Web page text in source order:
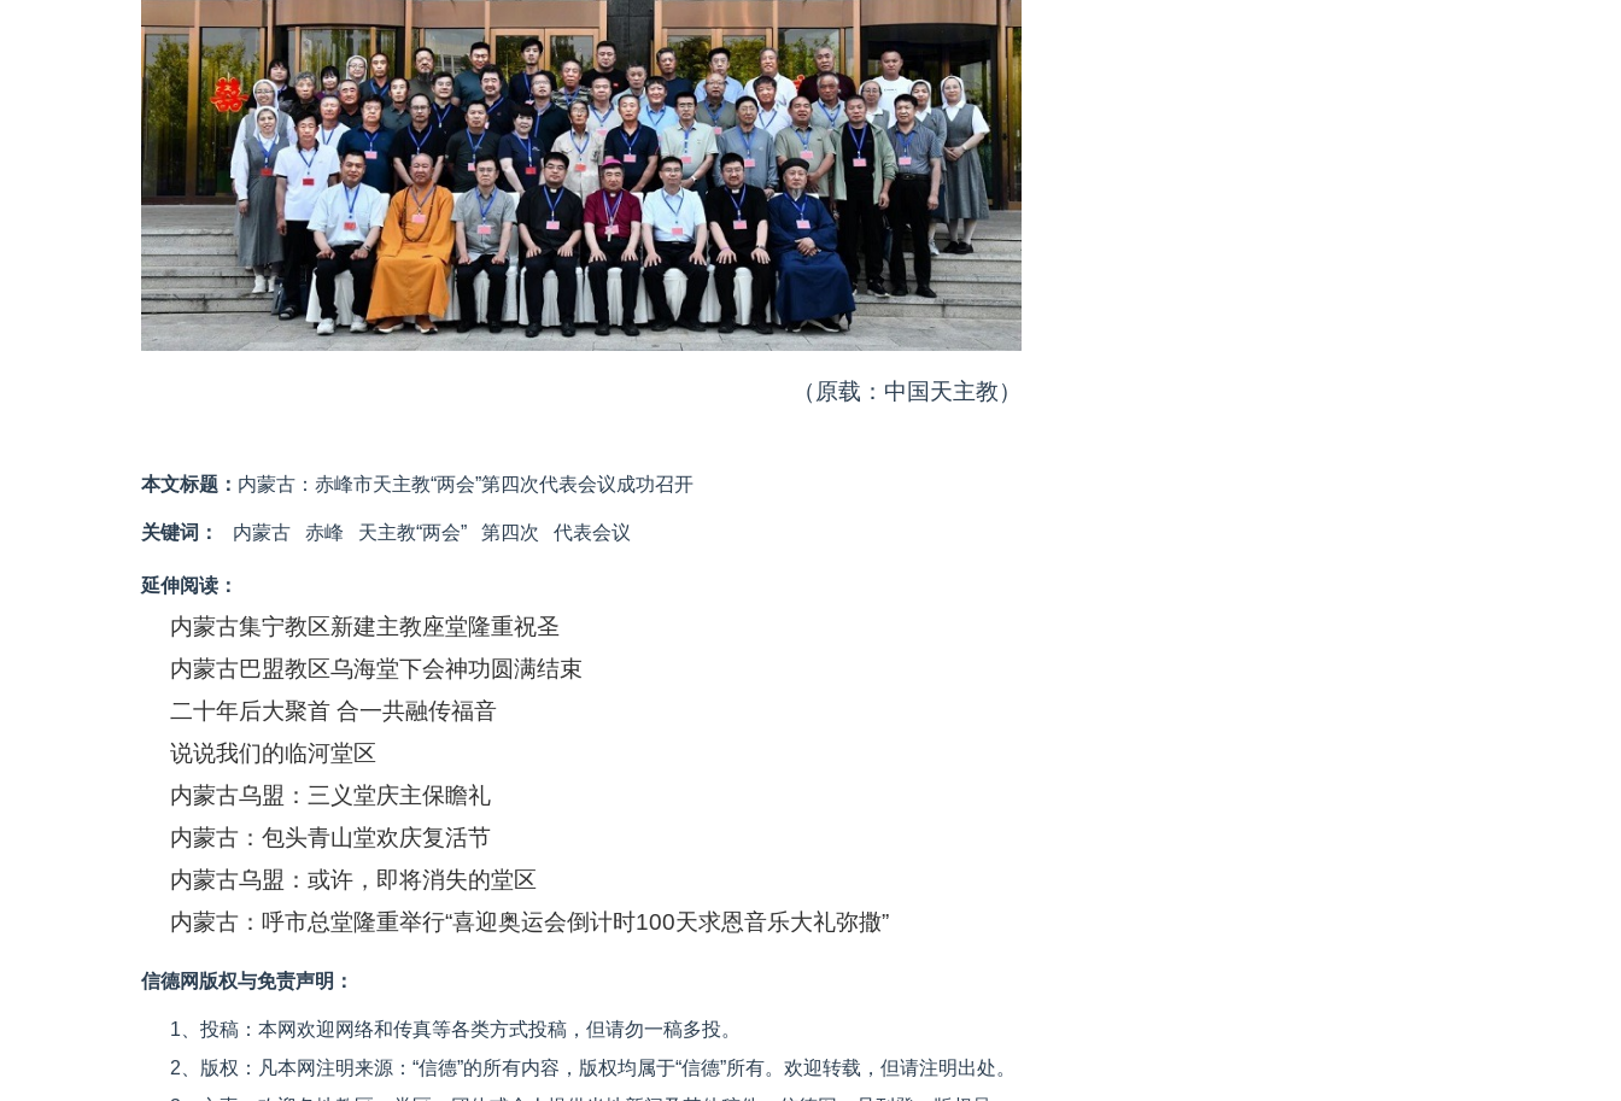
（原载：中国天主教）
本文标题： 内蒙古：赤峰市天主教“两会”第四次代表会议成功召开
关键词： 内蒙古 赤峰 天主教“两会” 第四次 代表会议
延伸阅读：
内蒙古集宁教区新建主教座堂隆重祝圣
内蒙古巴盟教区乌海堂下会神功圆满结束
二十年后大聚首 合一共融传福音
说说我们的临河堂区
内蒙古乌盟：三义堂庆主保瞻礼
内蒙古：包头青山堂欢庆复活节
内蒙古乌盟：或许，即将消失的堂区
内蒙古：呼市总堂隆重举行“喜迎奥运会倒计时100天求恩音乐大礼弥撒”
信德网版权与免责声明：
1、投稿：本网欢迎网络和传真等各类方式投稿，但请勿一稿多投。
2、版权：凡本网注明来源：“信德”的所有内容，版权均属于“信德”所有。欢迎转载，但请注明出处。